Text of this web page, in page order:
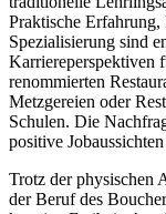
Praktische
Spezialisierung sind
Karriereperspektiven
renommierten
Metzgereien oder
Schulen. Die
positive
Trotz der physischen
der Beruf des